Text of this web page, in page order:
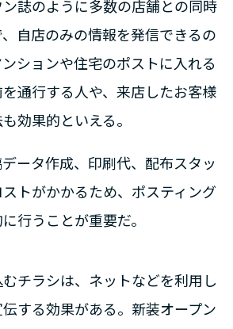
誌のように多数の店舗との同時
自店のみの情報を発信できるの
ションや住宅のポストに入れる
通行する人や、来店したお客様
効果的といえる。
ータ作成、印刷代、配布スタッ
トがかかるため、ポスティング
行うことが重要だ。
チラシは、ネットなどを利用し
する効果がある。新装オープン